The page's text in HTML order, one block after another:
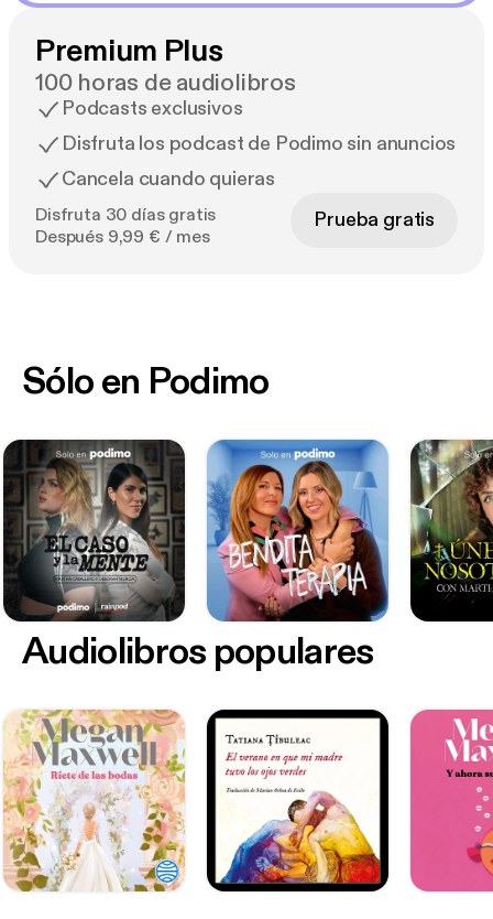
Premium Plus
100 horas de audiolibros
Podcasts exclusivos
Disfruta los podcast de Podimo sin anuncios
Cancela cuando quieras
Disfruta 30 días gratis
Después 9,99 € / mes
Prueba gratis
Sólo en Podimo
Audiolibros populares